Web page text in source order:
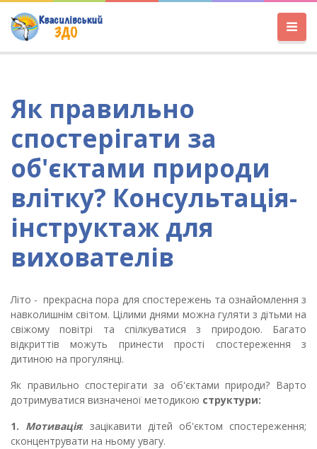
Як правильно
спостерігати за
об'єктами природи
влітку? Консультація-
інструктаж для
вихователів
Літо - прекрасна пора для спостережень та ознайомлення з
навколишнім світом. Цілими днями можна гуляти з дітьми на
свіжому повітрі та спілкуватися з природою. Багато
відкриттів можуть принести прості спостереження з
дитиною на прогулянці.
Як правильно спостерігати за об'єктами природи? Варто
дотримуватися визначеної методикою структури:
1. Мотивація: зацікавити дітей об'єктом спостереження;
сконцентрувати на ньому увагу.